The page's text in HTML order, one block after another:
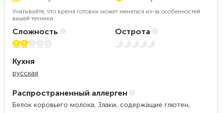
Учитывайте, что время готовки может меняться из-за особенностей
вашей техники.
Сложность
2 из 5
Острота
Нет остроты
Кухня
русская
Распространенный аллерген
Белок коровьего молока, Злаки, содержащие глютен,